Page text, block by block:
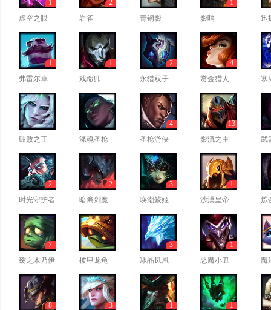
虚空之眼
1
岩雀
2
青钢影
影哨
1
迅
弗雷尔卓德之心
1
戏命师
1
永猎双子
2
赏金猎人
4
寒
破败之王 涤魂圣枪 圣枪游侠
4
影流之主
13
武
时光守护者
2
暗裔剑魔
2
唤潮鲛姬
3
沙漠皇帝
1
炼
殇之木乃伊
7
披甲龙龟
冰晶凤凰
3
恶魔小丑
1
魔
8
3
1
1